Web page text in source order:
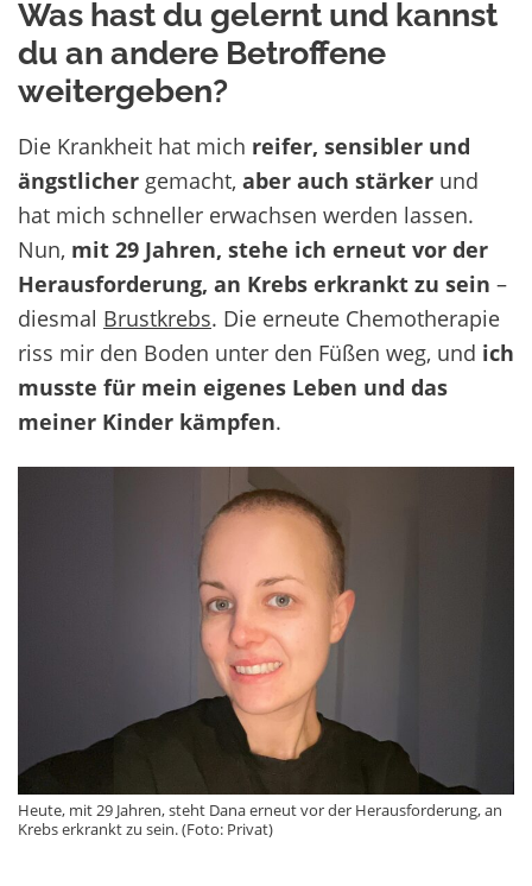
Was hast du gelernt und kannst
du an andere Betroffene
weitergeben?
Die Krankheit hat mich reifer, sensibler und
ängstlicher gemacht, aber auch stärker und
hat mich schneller erwachsen werden lassen.
Nun, mit 29 Jahren, stehe ich erneut vor der
Herausforderung, an Krebs erkrankt zu sein –
diesmal Brustkrebs. Die erneute Chemotherapie
riss mir den Boden unter den Füßen weg, und ich
musste für mein eigenes Leben und das
meiner Kinder kämpfen.
Heute, mit 29 Jahren, steht Dana erneut vor der Herausforderung, an
Krebs erkrankt zu sein. (Foto: Privat)